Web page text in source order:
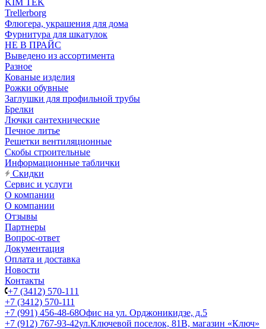
KIM TEK
Trellerborg
Флюгера, украшения для дома
Фурнитура для шкатулок
НЕ В ПРАЙС
Выведено из ассортимента
Разное
Кованые изделия
Рожки обувные
Заглушки для профильной трубы
Брелки
Лючки сантехнические
Печное литье
Решетки вентиляционные
Скобы строительные
Информационные таблички
Скидки
Сервис и услуги
О компании
О компании
Отзывы
Партнеры
Вопрос-ответ
Документация
Оплата и доставка
Новости
Контакты
+7 (3412) 570-111
+7 (3412) 570-111
+7 (991) 456-48-68Офис на ул. Орджоникидзе, д.5
+7 (912) 767-93-42ул.Ключевой поселок, 81В, магазин «Ключ»